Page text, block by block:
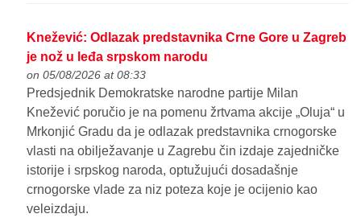
Knežević: Odlazak predstavnika Crne Gore u Zagreb
je nož u leđa srpskom narodu
on 05/08/2026 at 08:33
Predsjednik Demokratske narodne partije Milan
Knežević poručio je na pomenu žrtvama akcije „Oluja“ u
Mrkonjić Gradu da je odlazak predstavnika crnogorske
vlasti na obilježavanje u Zagrebu čin izdaje zajedničke
istorije i srpskog naroda, optužujući dosadašnje
crnogorske vlade za niz poteza koje je ocijenio kao
veleizdaju.